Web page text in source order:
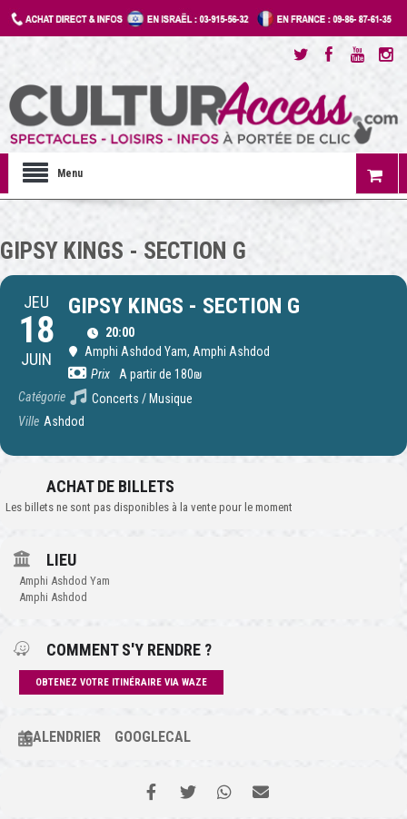
Menu
GIPSY KINGS - SECTION G
JEU
18
JUIN
GIPSY KINGS - SECTION G
20:00
Amphi Ashdod Yam, Amphi Ashdod
Prix
A partir de 180₪
Catégorie
Concerts / Musique
Ville Ashdod
ACHAT DE BILLETS
Les billets ne sont pas disponibles à la vente pour le moment
LIEU
Amphi Ashdod Yam
Amphi Ashdod
COMMENT S'Y RENDRE ?
OBTENEZ VOTRE ITINÉRAIRE VIA WAZE
CALENDRIER GOOGLECAL